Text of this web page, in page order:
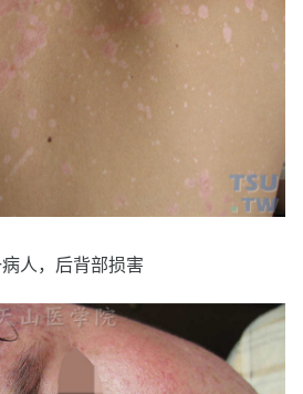
人，后背部损害